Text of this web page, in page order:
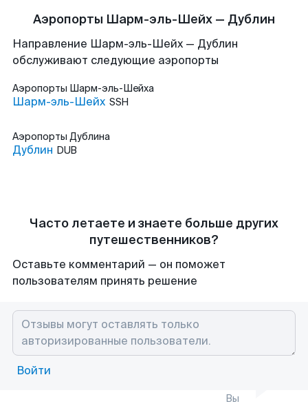
Аэропорты Шарм-эль-Шейх — Дублин
Направление Шарм-эль-Шейх — Дублин
обслуживают следующие аэропорты
Аэропорты Шарм-эль-Шейха
Шарм-эль-Шейх SSH
Аэропорты Дублина
Дублин DUB
Часто летаете и знаете больше других
путешественников?
Оставьте комментарий — он поможет
пользователям принять решение
Войти
Вы